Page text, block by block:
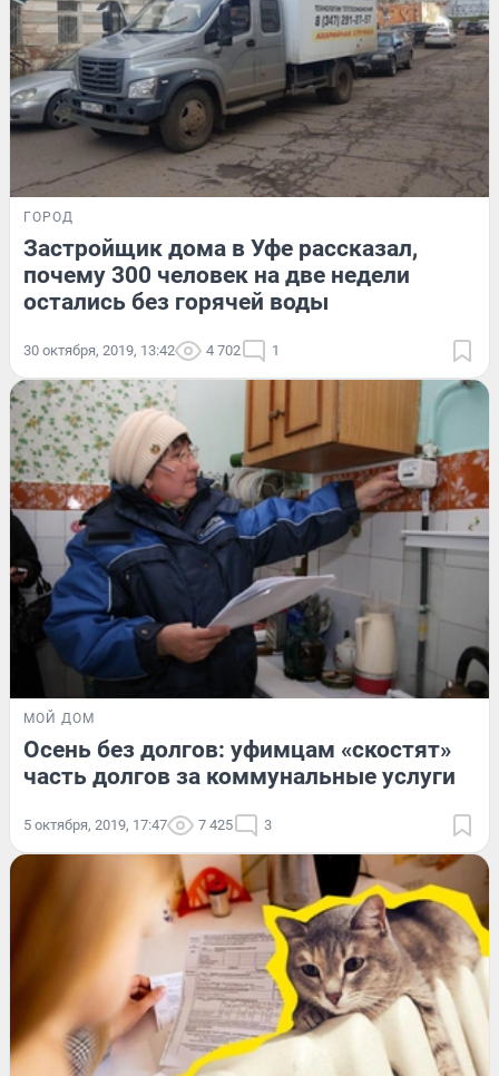
ГОРОД
Застройщик дома в Уфе рассказал,
почему 300 человек на две недели
остались без горячей воды
30 октября, 2019, 13:42 4 702 1
МОЙ ДОМ
Осень без долгов: уфимцам «скостят»
часть долгов за коммунальные услуги
5 октября, 2019, 17:47 7 425 3